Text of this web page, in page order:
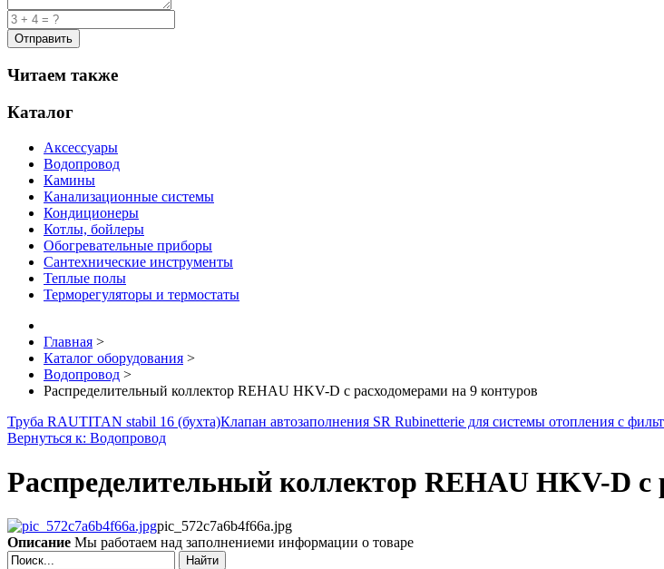
Читаем также
Каталог
Аксессуары
Водопровод
Камины
Канализационные системы
Кондиционеры
Котлы, бойлеры
Обогревательные приборы
Сантехнические инструменты
Теплые полы
Терморегуляторы и термостаты
Главная >
Каталог оборудования >
Водопровод >
Распределительный коллектор REHAU HKV-D с расходомерами на 9 контуров
Труба RAUTITAN stabil 16 (бухта)Клапан автозаполнения SR Rubinetterie для системы отопления с
Вернуться к: Водопровод
Распределительный коллектор REHAU HKV-D с
pic_572c7a6b4f66a.jpg
Описание Мы работаем над заполнениеми информации о товаре
Найти